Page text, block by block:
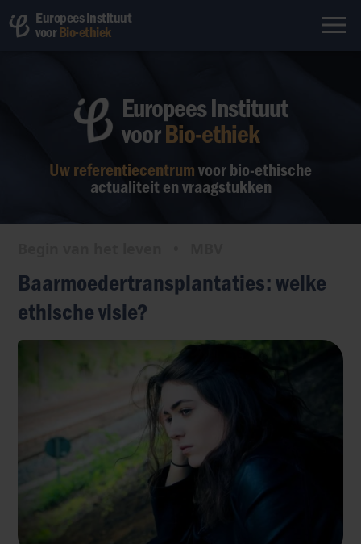
Europees Instituut
voorBio-ethiek
Uw referentiecentrumvoor bio-ethische
actualiteit en vraagstukken
Europees Instituut
voorBio-ethiek
Baarmoedertransplantaties: welke
ethische visie?